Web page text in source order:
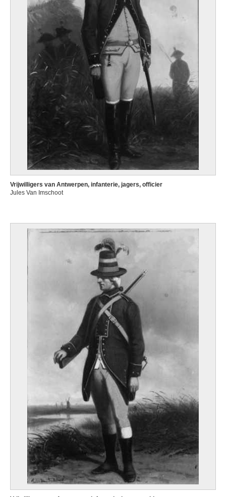
Vrijwilligers van Antwerpen, infanterie, jagers, officier
Jules Van Imschoot